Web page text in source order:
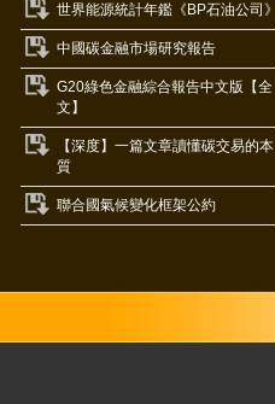
世界能源統計年鑑《BP石油公司》
中國碳金融市場研究報告
G20綠色金融綜合報告中文版【全
文】
【深度】一篇文章讀懂碳交易的本
質
聯合國氣候變化框架公約